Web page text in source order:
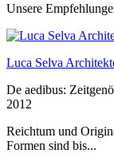
Unsere
Luca Selva
De aedibus:
2012
Reichtum und
Formen sind bis...